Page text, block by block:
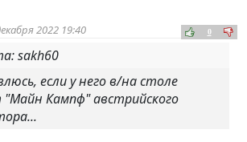
2022 19:40 0
sakh60
если у него в/на столе
Кампф" австрийского